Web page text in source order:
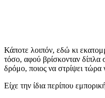
Κάποτε λοιπόν, εδώ κι
τόσο, αφού βρίσκονταν δίπλα
δρόμο, ποιος να στρίψει
Είχε την ίδια περίπου